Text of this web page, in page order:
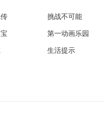
挑战不可能
第一动画乐园
生活提示